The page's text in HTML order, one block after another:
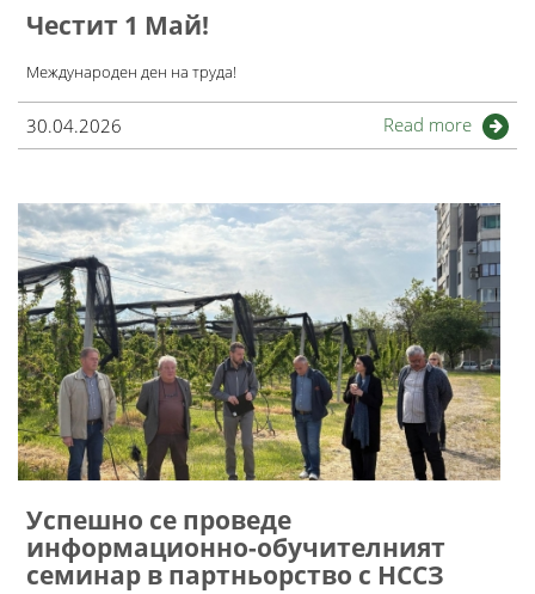
Честит 1 Май!
Международен ден на труда!
30.04.2026 Read more
Успешно се проведе
информационно-обучителният
семинар в партньорство с НССЗ